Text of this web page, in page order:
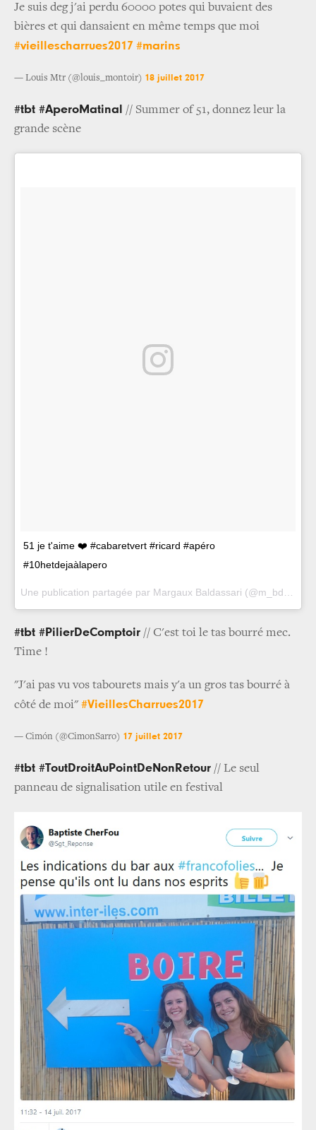
Je suis deg j'ai perdu 60000 potes qui buvaient des
bières et qui dansaient en même temps que moi
#vieillescharrues2017 #marins
— Louis Mtr (@louis_montoir) 18 juillet 2017
#tbt #AperoMatinal // Summer of 51, donnez leur la
grande scène
51 je t'aime ❤️ #cabaretvert #ricard #apéro
#10hetdejaàlapero
Une publication partagée par Margaux Baldassari (@m_bdr) le
#tbt #PilierDeComptoir // C'est toi le tas bourré mec.
Time !
"J'ai pas vu vos tabourets mais y'a un gros tas bourré à
côté de moi" #VieillesCharrues2017
— Cimón (@CimonSarro) 17 juillet 2017
#tbt #ToutDroitAuPointDeNonRetour // Le seul
panneau de signalisation utile en festival